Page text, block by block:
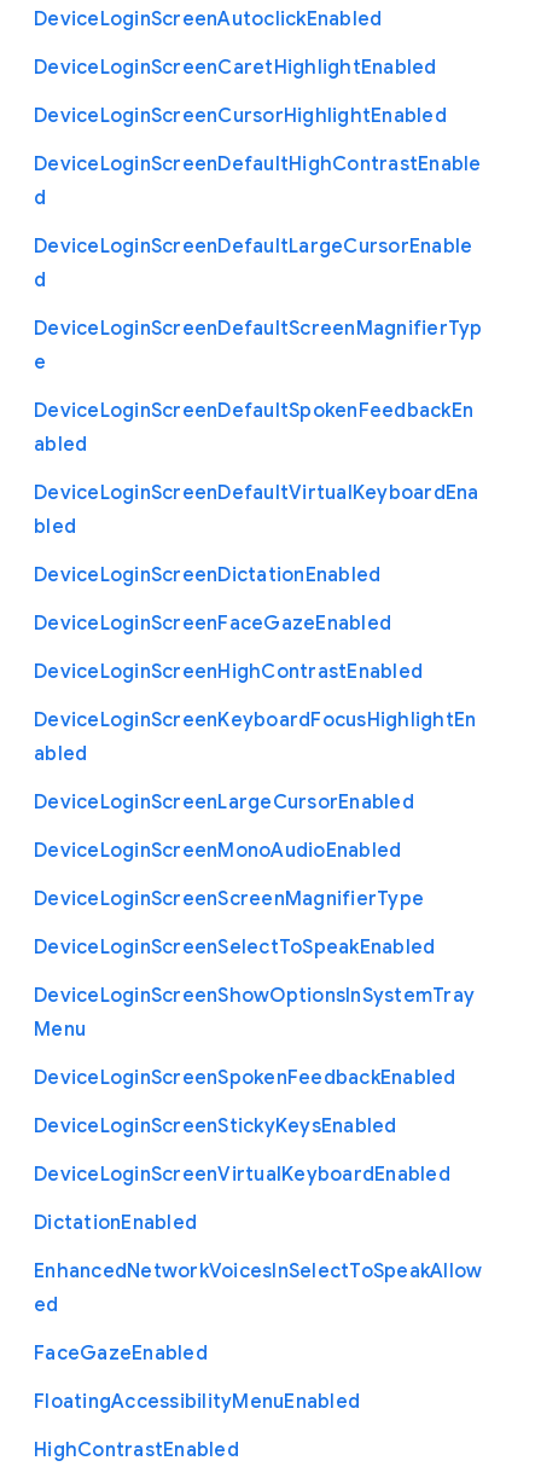
DeviceLoginScreenAutoclickEnabled
DeviceLoginScreenCaretHighlightEnabled
DeviceLoginScreenCursorHighlightEnabled
DeviceLoginScreenDefaultHighContrastEnable
d
DeviceLoginScreenDefaultLargeCursorEnable
d
DeviceLoginScreenDefaultScreenMagnifierTyp
e
DeviceLoginScreenDefaultSpokenFeedbackEn
abled
DeviceLoginScreenDefaultVirtualKeyboardEna
bled
DeviceLoginScreenDictationEnabled
DeviceLoginScreenFaceGazeEnabled
DeviceLoginScreenHighContrastEnabled
DeviceLoginScreenKeyboardFocusHighlightEn
abled
DeviceLoginScreenLargeCursorEnabled
DeviceLoginScreenMonoAudioEnabled
DeviceLoginScreenScreenMagnifierType
DeviceLoginScreenSelectToSpeakEnabled
DeviceLoginScreenShowOptionsInSystemTray
Menu
DeviceLoginScreenSpokenFeedbackEnabled
DeviceLoginScreenStickyKeysEnabled
DeviceLoginScreenVirtualKeyboardEnabled
DictationEnabled
EnhancedNetworkVoicesInSelectToSpeakAllow
ed
FaceGazeEnabled
FloatingAccessibilityMenuEnabled
HighContrastEnabled